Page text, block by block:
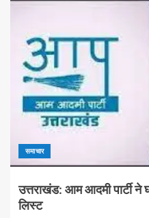
समाचार
उत्तराखंड: आम आदमी पार्टी ने
लिस्ट